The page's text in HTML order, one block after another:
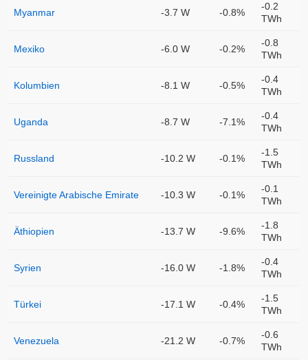
Myanmar -3.7 W -0.8%
-0.2
TWh
Mexiko -6.0 W -0.2%
-0.8
TWh
Kolumbien -8.1 W -0.5%
-0.4
TWh
Uganda -8.7 W -7.1%
-0.4
TWh
Russland -10.2 W -0.1%
-1.5
TWh
Vereinigte Arabische Emirate -10.3 W -0.1%
-0.1
TWh
Äthiopien -13.7 W -9.6%
-1.8
TWh
Syrien -16.0 W -1.8%
-0.4
TWh
Türkei -17.1 W -0.4%
-1.5
TWh
Venezuela -21.2 W -0.7%
-0.6
TWh